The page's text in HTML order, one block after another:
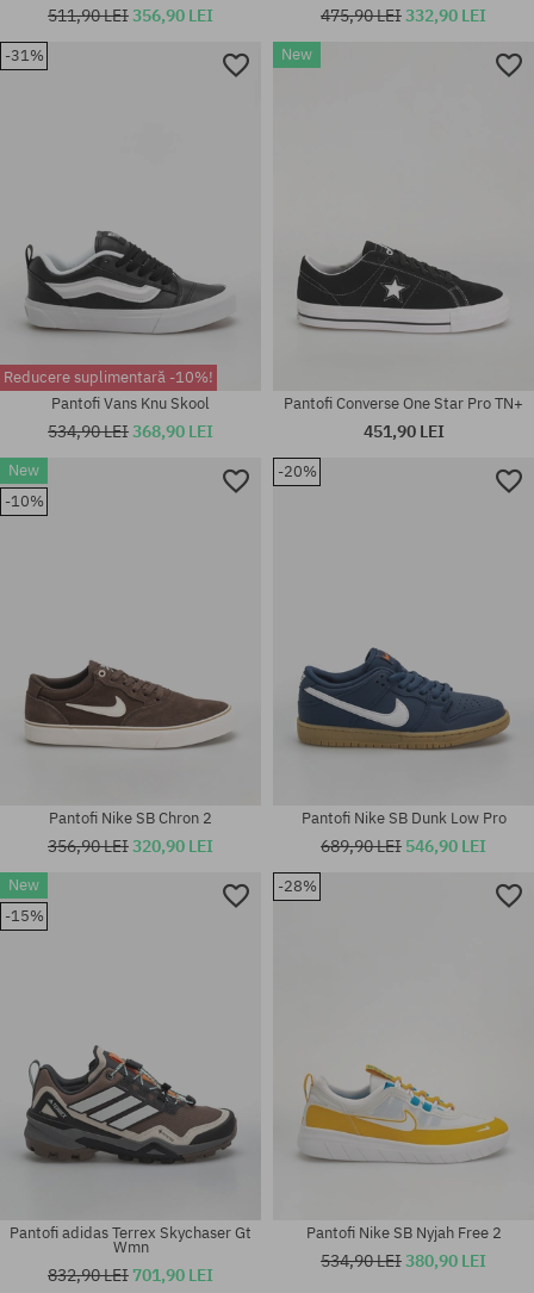
38; 38.5; 39; 40; 40.5; 41; 42;
42.5; 43; 44; 44.5; 45; 45.5; 46;
Mărimi existente:
511,90 LEI356,90 LEI 475,90 LEI332,90 LEI
-31%
Mărimi existente:
37; 38; 38.5; 39; 40; 40.5; 41;
Reducere suplimentară -10%!
Pantofi Vans Knu Skool
534,90 LEI368,90 LEI
New
Pantofi Converse One Star Pro TN+
451,90 LEI
New
-10%
Pantofi Nike SB Chron 2
356,90 LEI320,90 LEI
-20%
Pantofi Nike SB Dunk Low Pro
689,90 LEI 546,90 LEI
New
-15%
Pantofi adidas Terrex Skychaser Gt
Wmn
832,90 LEI 701,90 LEI
-28%
Pantofi Nike SB Nyjah Free 2
534,90 LEI380,90 LEI